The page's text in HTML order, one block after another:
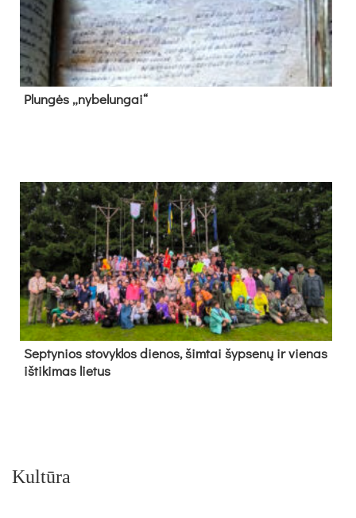
Plun­gės „ny­be­lun­gai“
Sep­ty­nios sto­vyk­los die­nos, šim­tai šyp­se­nų ir vie­nas
iš­ti­ki­mas lie­tus
Kultūra